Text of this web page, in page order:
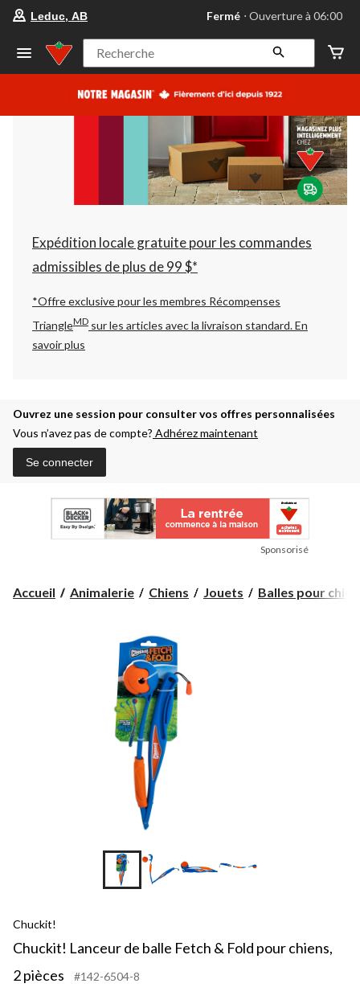
votre
préféré
Leduc,
AB,
courament
Ouverture
à
06:00
cliquer
pour
changer
Leduc, AB Fermé ⋅ Ouverture à 06:00
Recherche
Expédition locale gratuite pour les commandes
admissibles de plus de 99 $*
*Offre exclusive pour les membres Récompenses
TriangleMD sur les articles avec la livraison standard.En
savoir plus
Ouvrez une session pour consulter vos offres personnalisées
Vous n’avez pas de compte? Adhérez maintenant
Se connecter
Sponsorisé
Accueil Animalerie Chiens Jouets Balles pour chien
+2
Chuckit!
Chuckit! Lanceur de balle Fetch & Fold pour chiens,
2 pièces
#142-6504-8